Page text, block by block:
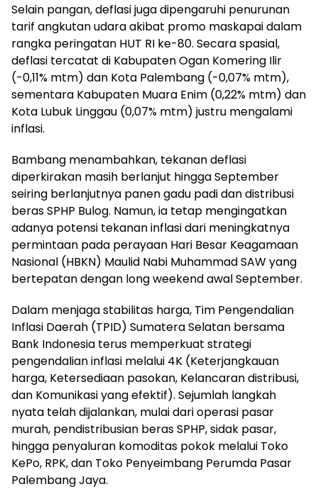
Selain pangan, deflasi juga dipengaruhi penurunan
tarif angkutan udara akibat promo maskapai dalam
rangka peringatan HUT RI ke-80. Secara spasial,
deflasi tercatat di Kabupaten Ogan Komering Ilir
(-0,11% mtm) dan Kota Palembang (-0,07% mtm),
sementara Kabupaten Muara Enim (0,22% mtm) dan
Kota Lubuk Linggau (0,07% mtm) justru mengalami
inflasi.
Bambang menambahkan, tekanan deflasi
diperkirakan masih berlanjut hingga September
seiring berlanjutnya panen gadu padi dan distribusi
beras SPHP Bulog. Namun, ia tetap mengingatkan
adanya potensi tekanan inflasi dari meningkatnya
permintaan pada perayaan Hari Besar Keagamaan
Nasional (HBKN) Maulid Nabi Muhammad SAW yang
bertepatan dengan long weekend awal September.
Dalam menjaga stabilitas harga, Tim Pengendalian
Inflasi Daerah (TPID) Sumatera Selatan bersama
Bank Indonesia terus memperkuat strategi
pengendalian inflasi melalui 4K (Keterjangkauan
harga, Ketersediaan pasokan, Kelancaran distribusi,
dan Komunikasi yang efektif). Sejumlah langkah
nyata telah dijalankan, mulai dari operasi pasar
murah, pendistribusian beras SPHP, sidak pasar,
hingga penyaluran komoditas pokok melalui Toko
KePo, RPK, dan Toko Penyeimbang Perumda Pasar
Palembang Jaya.